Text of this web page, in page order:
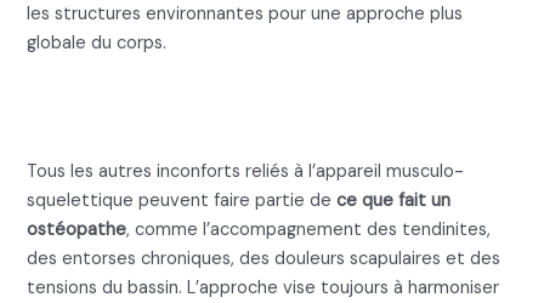
les structures environnantes pour une approche plus
globale du corps.
Tous les autres inconforts reliés à l’appareil musculo-
squelettique peuvent faire partie dece que fait un
ostéopathe, comme l’accompagnement des tendinites,
des entorses chroniques, des douleurs scapulaires et des
tensions du bassin. L’approche vise toujours à harmoniser